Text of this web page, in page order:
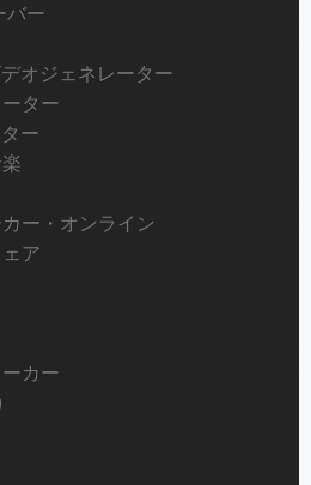
バー
オジェネレーター
ター
ー
ー・オンライン
ア
カー